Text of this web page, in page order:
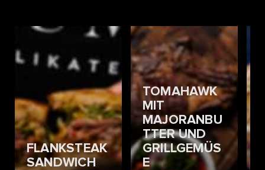
FLANKSTEAK
SANDWICH
TOMAHAWK
MIT
MAJORANBU
TTER UND
GRILLGEMÜS
E